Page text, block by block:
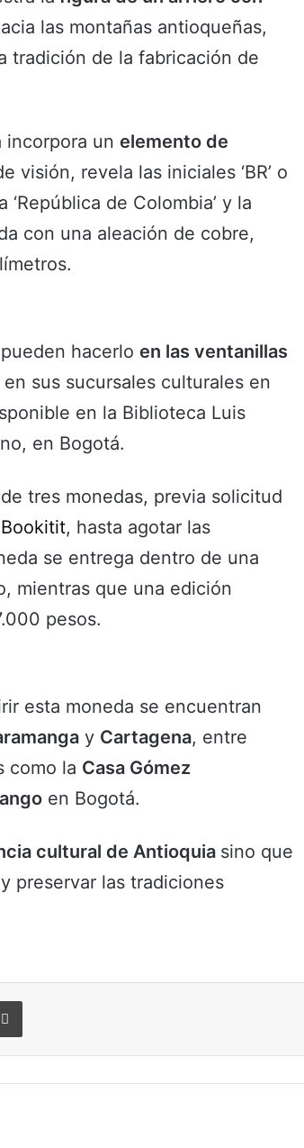
las montañas antioqueñas,
tradición de la fabricación de
incorpora un elemento de
visión, revela las iniciales ‘BR’ o
‘República de Colombia’ y la
con una aleación de cobre,
hacerlo en las ventanillas
en sus sucursales culturales en
en la Biblioteca Luis
en Bogotá.
tres monedas, previa solicitud
Bookitit, hasta agotar las
se entrega dentro de una
mientras que una edición
pesos.
esta moneda se encuentran
y Cartagena, entre
como la Casa Gómez
en Bogotá.
cultural de Antioquia sino que
preservar las tradiciones
correo electrónicoImprimir